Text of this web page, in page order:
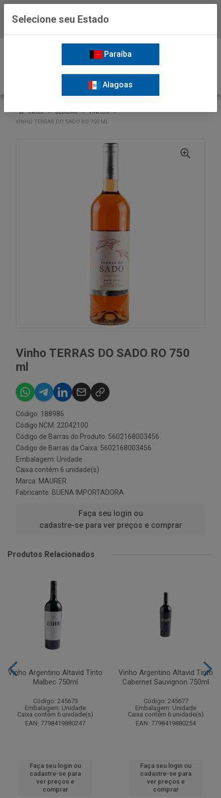
INÍCIO BEBIDAS
VINHOS
VINHO TERRAS DO SADO RO 750 ML
Vinho TERRAS DO SADO RO 750
ml
Código: 188986
Código NCM: 22042100
Código de Barras do Produto: 5602168003456
Código de Barras da Caixa: 5602168003456
Embalagem: Unidade
Caixa contém 6 unidade(s)
Marca: MAURER
Fabricante: BUENA IMPORTADORA
Faça seu login ou
cadastre-se para ver preços e comprar
Produtos Relacionados
Vinho Argentino Altavid Tinto
Malbec 750ml
Código: 245673
Embalagem: Unidade
Caixa contém 6 unidade(s)
EAN: 7798419880247
Faça seu login ou
cadastre-se para
ver preços e
comprar
Vinho Argentino Altavid Tinto
Cabernet Sauvignon 750ml
Código: 245677
Embalagem: Unidade
Caixa contém 6 unidade(s)
EAN: 7798419880254
Faça seu login ou
cadastre-se para
ver preços e
comprar
Selecione seu Estado
Paraíba
Alagoas